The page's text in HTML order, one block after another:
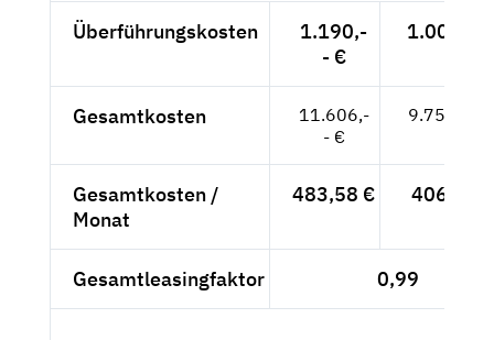
Überführungskosten
1.190,-
- €
1.000,--
Gesamtkosten
11.606,-
- €
9.752,94
Gesamtkosten /
Monat
483,58 € 406,37 €
Gesamtleasingfaktor 0,99